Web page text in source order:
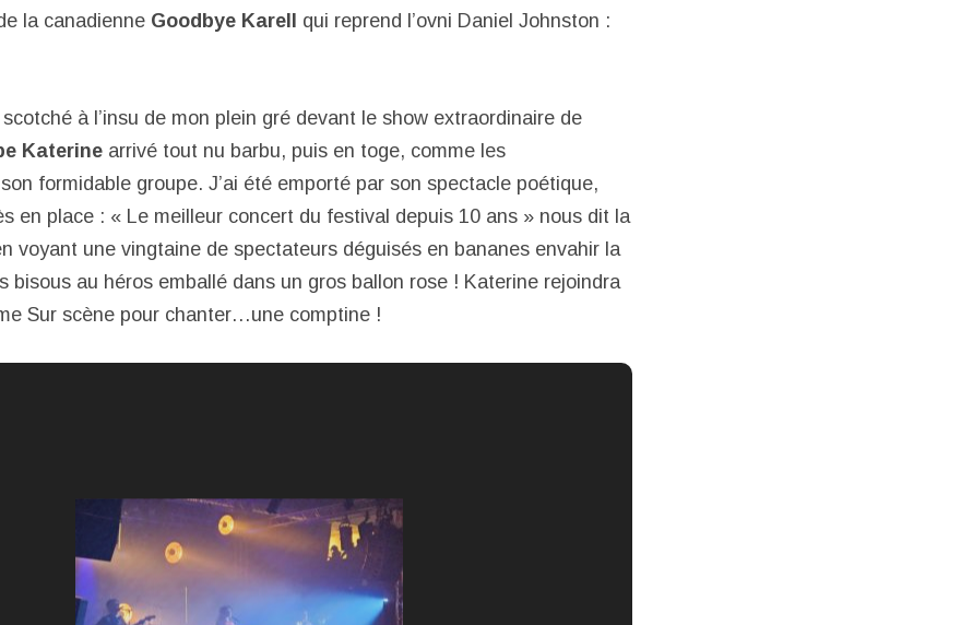
la canadienne Goodbye Karell qui reprend l’ovni Daniel Johnston :
à l’insu de mon plein gré devant le show extraordinaire de
Katerine arrivé tout nu barbu, puis en toge, comme les
formidable groupe. J’ai été emporté par son spectacle poétique,
en place : « Le meilleur concert du festival depuis 10 ans » nous dit la
voyant une vingtaine de spectateurs déguisés en bananes envahir la
bisous au héros emballé dans un gros ballon rose ! Katerine rejoindra
Sur scène pour chanter…une comptine !